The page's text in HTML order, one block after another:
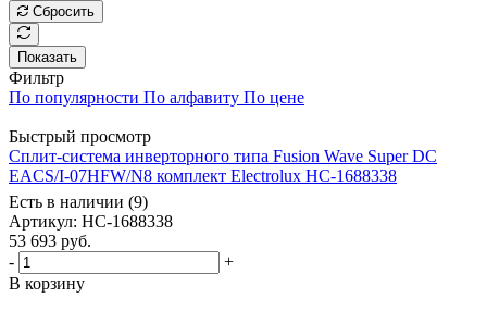
Сбросить
Показать
Фильтр
По популярности По алфавиту По цене
Быстрый просмотр
Сплит-система инверторного типа Fusion Wave Super DC
EACS/I-07HFW/N8 комплект Electrolux НС-1688338
Есть в наличии (9)
Артикул: НС-1688338
53 693 руб.
-
+
В корзину